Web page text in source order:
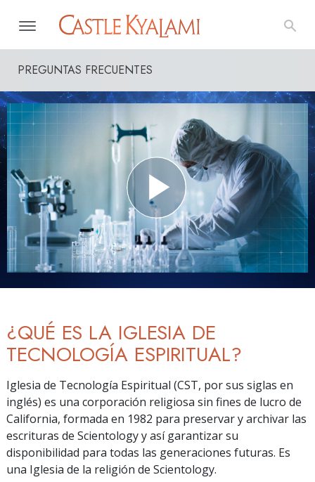
PREGUNTAS FRECUENTES
¿QUÉ ES LA IGLESIA DE
TECNOLOGÍA ESPIRITUAL?
Iglesia de Tecnología Espiritual (CST, por sus siglas en
inglés) es una corporación religiosa sin fines de lucro de
California, formada en 1982 para preservar y archivar las
escrituras de Scientology y así garantizar su
disponibilidad para todas las generaciones futuras. Es
una Iglesia de la religión de Scientology.